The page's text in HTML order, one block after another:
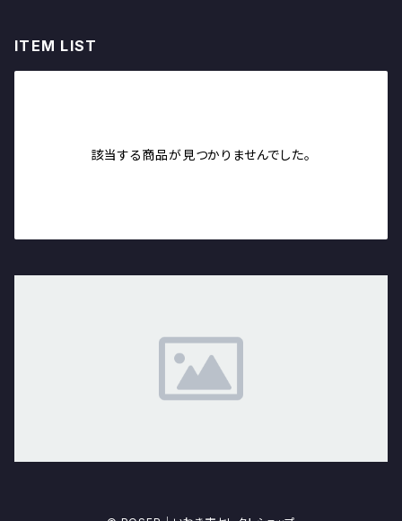
ITEM LIST
該当する商品が見つかりませんでした。